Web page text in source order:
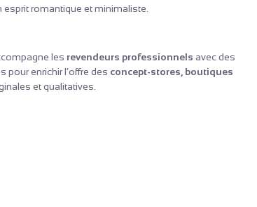
romantique et minimaliste.
les revendeurs professionnels avec des
enrichir l’offre des concept-stores, boutiques
et qualitatives.